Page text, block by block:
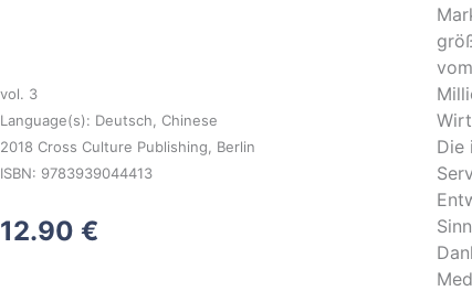
vol. 3
Language(s): Deutsch, Chinese
2018 Cross Culture Publishing, Berlin
ISBN: 9783939044413
12.90 €
Die